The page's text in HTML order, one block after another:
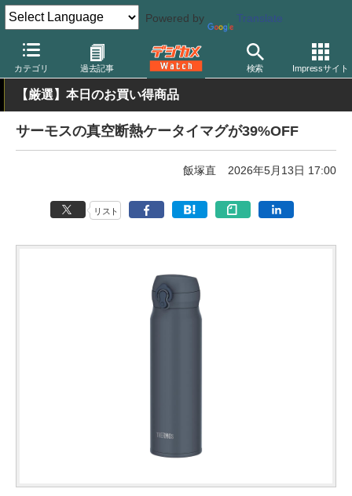
Powered by Translate
カテゴリ 過去記事 検索 Impressサイト
デジカメ Watch 撮影用品
【厳選】本日のお買い得商品
サーモスの真空断熱ケータイマグが39%OFF
飯塚直 2026年5月13日 17:00
リスト